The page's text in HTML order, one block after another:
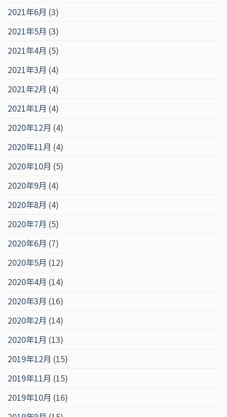
2021年6月 (3)
2021年5月 (3)
2021年4月 (5)
2021年3月 (4)
2021年2月 (4)
2021年1月 (4)
2020年12月 (4)
2020年11月 (4)
2020年10月 (5)
2020年9月 (4)
2020年8月 (4)
2020年7月 (5)
2020年6月 (7)
2020年5月 (12)
2020年4月 (14)
2020年3月 (16)
2020年2月 (14)
2020年1月 (13)
2019年12月 (15)
2019年11月 (15)
2019年10月 (16)